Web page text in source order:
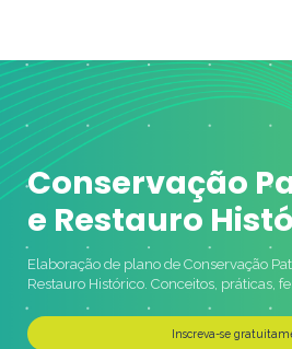
Cursos
Entrar
Conservação
e Restauro
Elaboração de plano de Conservação
Restauro Histórico. Conceitos, práticas,
Inscreva-se